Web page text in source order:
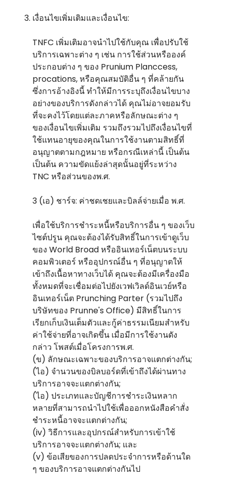
เงื่อนไขเพิ่มเติมและเงื่อนไข:
TNFC เพิ่มเติมอาจนําไปใช้กับคุณ เพื่อปรับใช้
บริการเฉพาะต่าง ๆ เช่น การใช้ส่วนหรือองค์
ประกอบต่าง ๆ ของ Prunium Planccess,
procations, หรือคุณสมบัติอื่น ๆ ที่คล้ายกัน
ซึ่งการอ้างอิงนี้ ทําให้มีการระบุถึงเงื่อนไขบาง
อย่างของบริการดังกล่าวได้ คุณไม่อาจยอมรับ
ที่จะคงไว้โดยแต่ละภาคหรือลักษณะต่าง ๆ
ของเงื่อนไขเพิ่มเติม รวมถึงรวมไปถึงเงื่อนไขที่
ใช้แทนอายุของคุณในการใช้งานตามสิทธิ์ที่
อนุญาตตามกฎหมาย หรือกรณีเหล่านี้ เป็นต้น
เป็นต้น ความขัดแย้งล่าสุดนั้นอยู่ที่ระหว่าง
TNC หรือส่วนของพ.ศ.
3 (เอ) ชาร์จ: ค่าชดเชยและบิลล์จ่ายเมื่อ พ.ศ.
เพื่อใช้บริการชําระหนี้หรือบริการอื่น ๆ ของเว็บ
ไซต์ปรูน คุณจะต้องได้รับสิทธิ์ในการเข้าดูเว็บ
ของ World Broad หรืออินเทอร์เน็ตบนระบบ
คอมพิวเตอร์ หรืออุปกรณ์อื่น ๆ ที่อนุญาตให้
เข้าถึงเนื้อหาทางเว็บได้ คุณจะต้องมีเครื่องมือ
ทั้งหมดที่จะเชื่อมต่อไปยังเวฟเวิลด์อินเวย์หรือ
อินเทอร์เน็ต Prunching Parter (รวมไปถึง
บริษัทของ Prunne's Office) มีสิทธิ์ในการ
เรียกเก็บเงินเต็มตัวและกู้ค่าธรรมเนียมสําหรับ
ค่าใช้จ่ายที่อาจเกิดขึ้น เมื่อมีการใช้งานดัง
กล่าว โพสต์เมื่อโครงการพ.ศ.
(ข) ลักษณะเฉพาะของบริการอาจแตกต่างกัน;
(ไอ) จํานวนของบิลบอร์ดที่เข้าถึงได้ผ่านทาง
บริการอาจจะแตกต่างกัน;
(ไอ) ประเภทและบัญชีการชําระเงินหลาก
หลายที่สามารถนําไปใช้เพื่อออกหนังสือคําสั่ง
ชําระหนี้อาจจะแตกต่างกัน;
(iv) วิธีการและอุปกรณ์สําหรับการเข้าใช้
บริการอาจจะแตกต่างกัน; และ
(v) ข้อเสียของการปลดประจําการหรือด้านใด
ๆ ของบริการอาจแตกต่างกันไป